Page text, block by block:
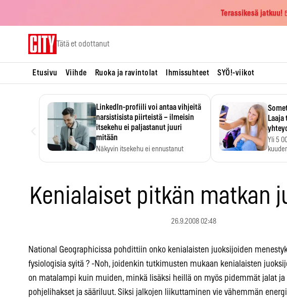
Terassikesä jatkuu!
Tätä et odottanut
Etusivu Viihde Ruoka ja ravintolat Ihmissuhteet SYÖ!-viikot
LinkedIn-profiili voi antaa vihjeitä
narsistisista piirteistä – ilmeisin
itsekehu ei paljastanut juuri
mitään
Näkyvin itsekehu ei ennustanut
Yli 5
Kenialaiset pitkän matkan
26.9.2008 02:48
National Geographicissa pohdittiin onko kenialaisten juoksijoiden
fysiologisia syitä ? -Noh, joidenkin tutkimusten mukaan kenialaisten
on matalampi kuin muiden, minkä lisäksi heillä on myös pidemmät jalat
pohjelihakset ja sääriluut. Siksi jalkojen liikuttaminen vie vähemmän